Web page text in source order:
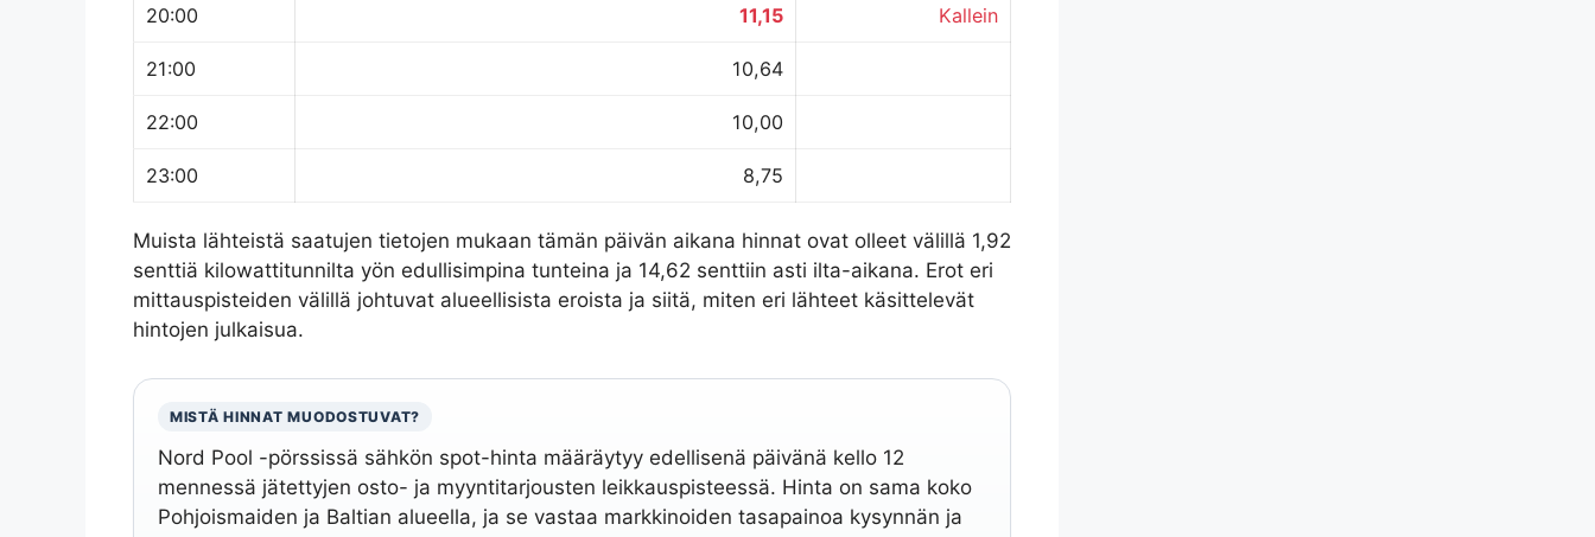
20:00 11,15 Kallein
21:00 10,64
22:00 10,00
23:00 8,75
Muista lähteistä saatujen tietojen mukaan tämän päivän aikana hinnat ovat olleet välillä 1,92
senttiä kilowattitunnilta yön edullisimpina tunteina ja 14,62 senttiin asti ilta-aikana. Erot eri
mittauspisteiden välillä johtuvat alueellisista eroista ja siitä, miten eri lähteet käsittelevät
hintojen julkaisua.
MISTÄ HINNAT MUODOSTUVAT?
Nord Pool -pörssissä sähkön spot-hinta määräytyy edellisenä päivänä kello 12
mennessä jätettyjen osto- ja myyntitarjousten leikkauspisteessä. Hinta on sama koko
Pohjoismaiden ja Baltian alueella, ja se vastaa markkinoiden tasapainoa kysynnän ja